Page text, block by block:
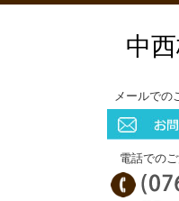
中
メールでの
電話での